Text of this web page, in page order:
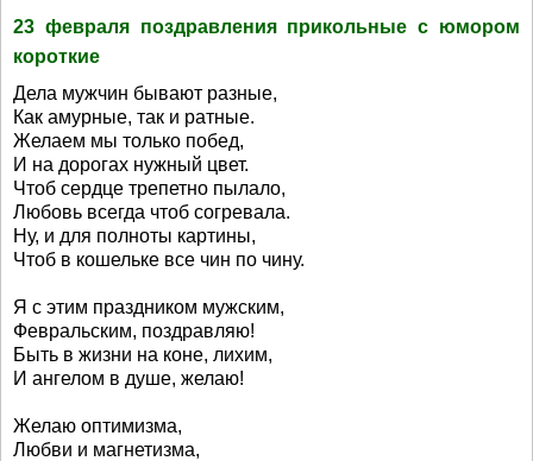
23 февраля поздравления прикольные с юмором
короткие
Дела мужчин бывают разные,
Как амурные, так и ратные.
Желаем мы только побед,
И на дорогах нужный цвет.
Чтоб сердце трепетно пылало,
Любовь всегда чтоб согревала.
Ну, и для полноты картины,
Чтоб в кошельке все чин по чину.
Я с этим праздником мужским,
Февральским, поздравляю!
Быть в жизни на коне, лихим,
И ангелом в душе, желаю!
Желаю оптимизма,
Любви и магнетизма,